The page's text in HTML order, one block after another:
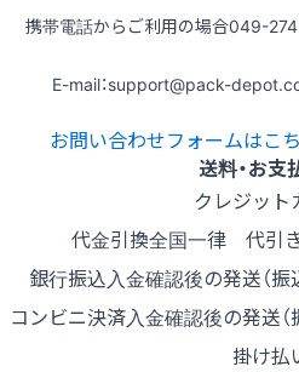
携帯電話からご利用の場合049-
E-mail：support@pack-
お問い合わせフォームはこ
送料・お支
クレジット
代金引換全国一律 代引
銀行振込入金確認後の発送（
コンビニ決済入金確認後の発送
掛け払